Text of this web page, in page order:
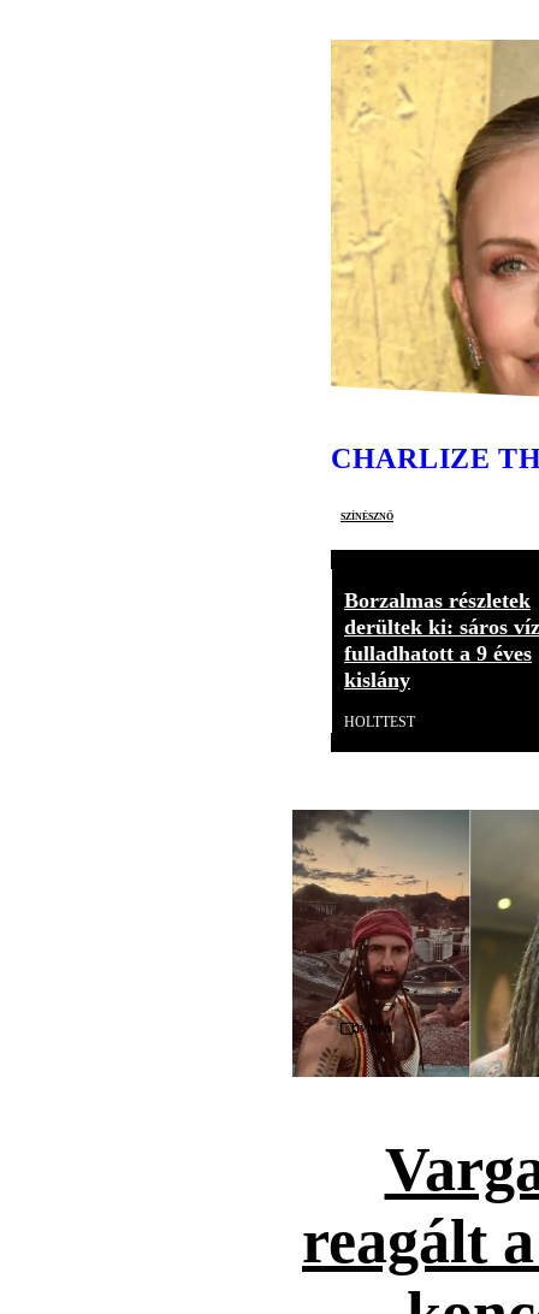
CHARLIZE
színésznő
Borzalmas részletek
derültek ki: sáros
fulladhatott a 9 éves
kislány
HOLTTEST
Videó
reagált